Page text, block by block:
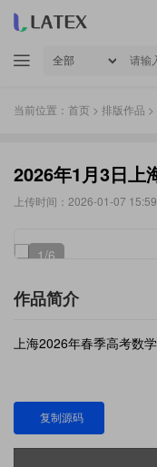
当前位置： 首页 > 排版作品
2026年1月3日上
上传时间：2026-01-07
1/6
作品简介
上海2026年春季高考数学
复制源码